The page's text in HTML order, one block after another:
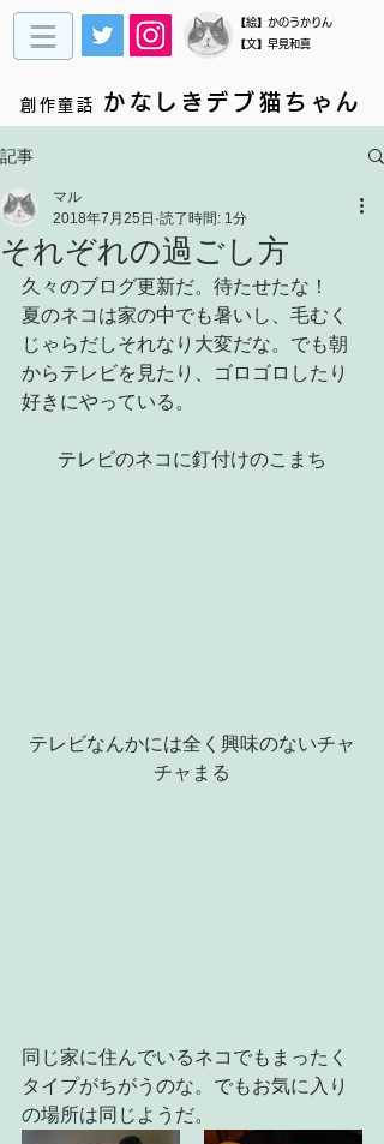
​【絵】かのうかりん
【文】早見和真
創作童話 かなしきデブ猫ちゃん
記事
それぞれの過ごし方
マル
2018年7月25日 読了時間: 1分
久々のブログ更新だ。待たせたな！
夏のネコは家の中でも暑いし、毛むく
じゃらだしそれなり大変だな。でも朝
からテレビを見たり、ゴロゴロしたり
好きにやっている。
テレビのネコに釘付けのこまち
テレビなんかには全く興味のないチャ
チャまる
同じ家に住んでいるネコでもまったく
タイプがちがうのな。でもお気に入り
の場所は同じようだ。